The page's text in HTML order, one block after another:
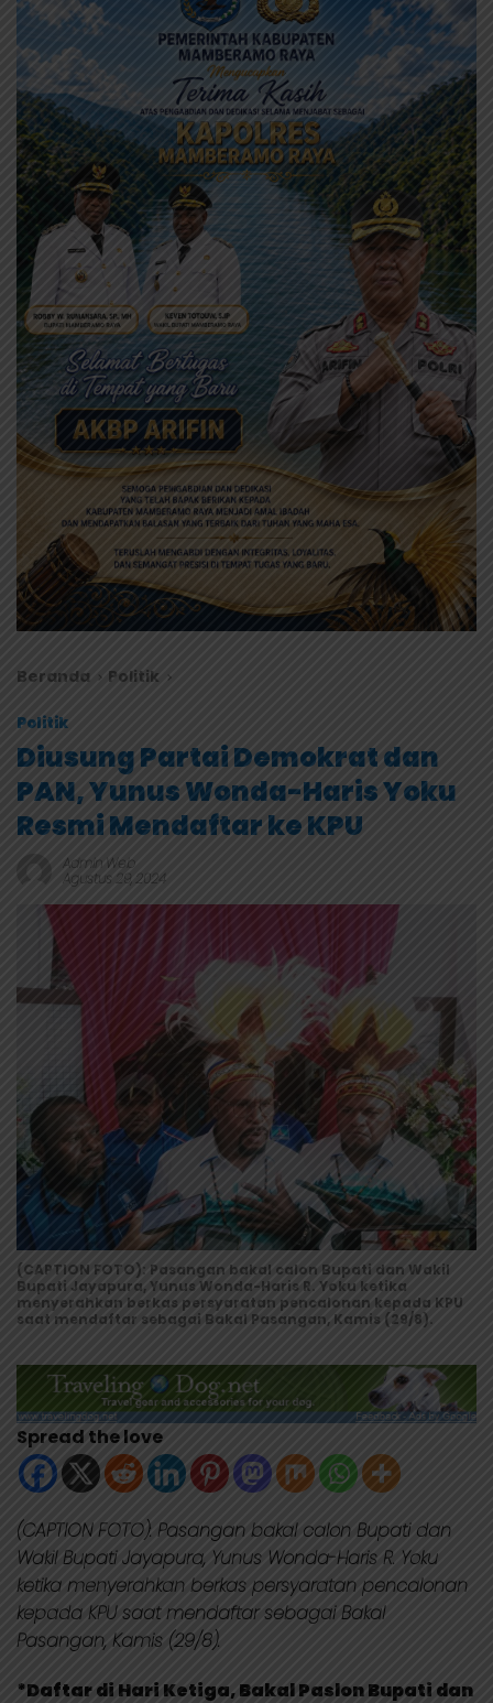
Beranda Politik
Politik
Diusung Partai Demokrat dan
PAN, Yunus Wonda-Haris Yoku
Resmi Mendaftar ke KPU
Admin Web
Agustus 29, 2024
(CAPTION FOTO): Pasangan bakal calon Bupati dan Wakil
Bupati Jayapura, Yunus Wonda-Haris R. Yoku ketika
menyerahkan berkas persyaratan pencalonan kepada KPU
saat mendaftar sebagai Bakal Pasangan, Kamis (29/8).
Spread the love
(CAPTION FOTO): Pasangan bakal calon Bupati dan
Wakil Bupati Jayapura, Yunus Wonda-Haris R. Yoku
ketika menyerahkan berkas persyaratan pencalonan
kepada KPU saat mendaftar sebagai Bakal
Pasangan, Kamis (29/8).
*Daftar di Hari Ketiga, Bakal Paslon Bupati dan